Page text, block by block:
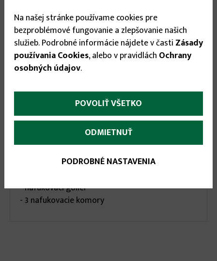
Stav tovaru: Nie je skladom
3.79 €
More
Popis(aktívna
- 2 nastavitelné sponky umožnujúce rýchle
- nafukovací golier
- 3 nafukovacie komory
Na našej stránke používame cookies pre
bezproblémové fungovanie a zlepšovanie našich
služieb. Podrobné informácie nájdete v časti Zásady
používania Cookies, alebo v pravidlách Ochrany
osobných údajov.
POVOLIŤ VŠETKO
ODMIETNUŤ
PODROBNÉ NASTAVENIA